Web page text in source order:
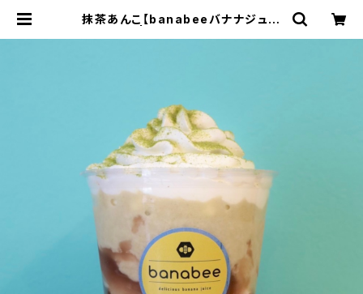
抹茶あんこ【banabeeバナナジュー